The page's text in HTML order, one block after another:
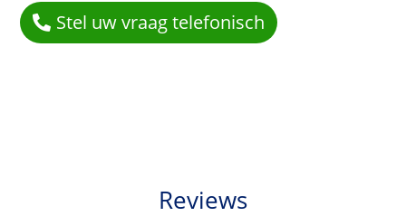
Stel uw vraag telefonisch
Reviews